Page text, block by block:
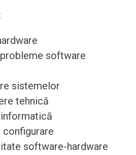
software
sistemelor
tehnică
configurare
software-hardware